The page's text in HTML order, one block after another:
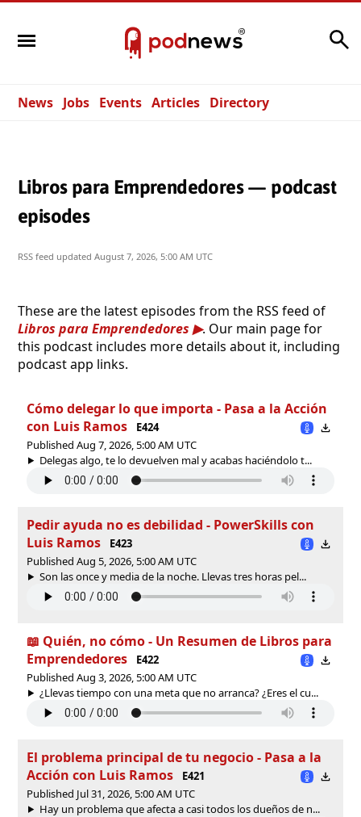
News Jobs Events Articles Directory
Libros para Emprendedores — podcast
episodes
RSS feed updated August 7, 2026, 5:00 AM UTC
These are the latest episodes from the RSS feed of
Libros para Emprendedores
. Our main page for
this podcast includes more details about it, including
podcast app links.
Cómo delegar lo que importa - Pasa a la Acción
con Luis Ramos
E424
Published Aug 7, 2026, 5:00 AM UTC
Delegas algo, te lo devuelven mal y acabas haciéndolo t...
Pedir ayuda no es debilidad - PowerSkills con
Luis Ramos
E423
Published Aug 5, 2026, 5:00 AM UTC
Son las once y media de la noche. Llevas tres horas pel...
📖 Quién, no cómo - Un Resumen de Libros para
Emprendedores
E422
Published Aug 3, 2026, 5:00 AM UTC
¿Llevas tiempo con una meta que no arranca? ¿Eres el cu...
El problema principal de tu negocio - Pasa a la
Acción con Luis Ramos
E421
Published Jul 31, 2026, 5:00 AM UTC
Hay un problema que afecta a casi todos los dueños de n...